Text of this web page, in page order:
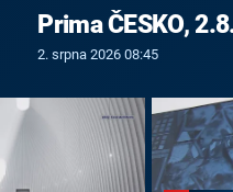
Prima ČESKO,
2. srpna 2026 08:45